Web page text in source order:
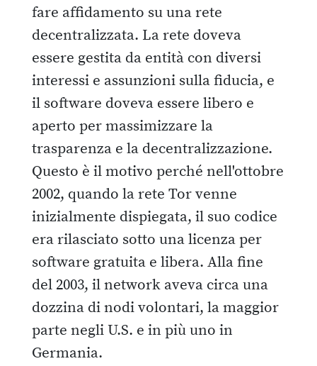
fare affidamento su una rete
decentralizzata. La rete doveva
essere gestita da entità con diversi
interessi e assunzioni sulla fiducia, e
il software doveva essere libero e
aperto per massimizzare la
trasparenza e la decentralizzazione.
Questo è il motivo perché nell'ottobre
2002, quando la rete Tor venne
inizialmente dispiegata, il suo codice
era rilasciato sotto una licenza per
software gratuita e libera. Alla fine
del 2003, il network aveva circa una
dozzina di nodi volontari, la maggior
parte negli U.S. e in più uno in
Germania.